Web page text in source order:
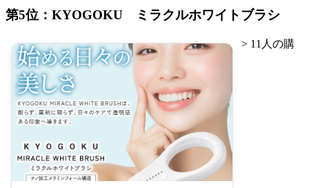
第5位：KYOGOKU ミラクルホワイトブラシ
> 11人の購